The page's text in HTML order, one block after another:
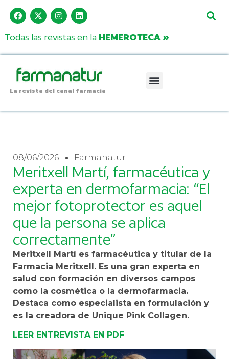
Todas las revistas en la HEMEROTECA »
La revista del canal farmacia
08/06/2026 Farmanatur
Meritxell Martí, farmacéutica y
experta en dermofarmacia: “El
mejor fotoprotector es aquel
que la persona se aplica
correctamente”
Meritxell Martí es farmacéutica y titular de la
Farmacia Meritxell. Es una gran experta en
salud con formación en diversos campos
como la cosmética o la dermofarmacia.
Destaca como especialista en formulación y
es la creadora de Unique Pink Collagen.
LEER ENTREVISTA EN PDF